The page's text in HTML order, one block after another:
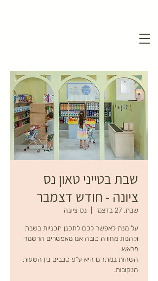
שבת בטייני טאון נס
ציונה - חודש דצמבר
שבת, 27 בדצמ׳ נס ציונה
על מנת לאפשר לכם לתכנן תכניות בשבת
ולהנות מחוויה טובה אנו מאפשרים הרשמה
השהות במתחם היא ע"פ סבבים בין השעות
הנקובות.